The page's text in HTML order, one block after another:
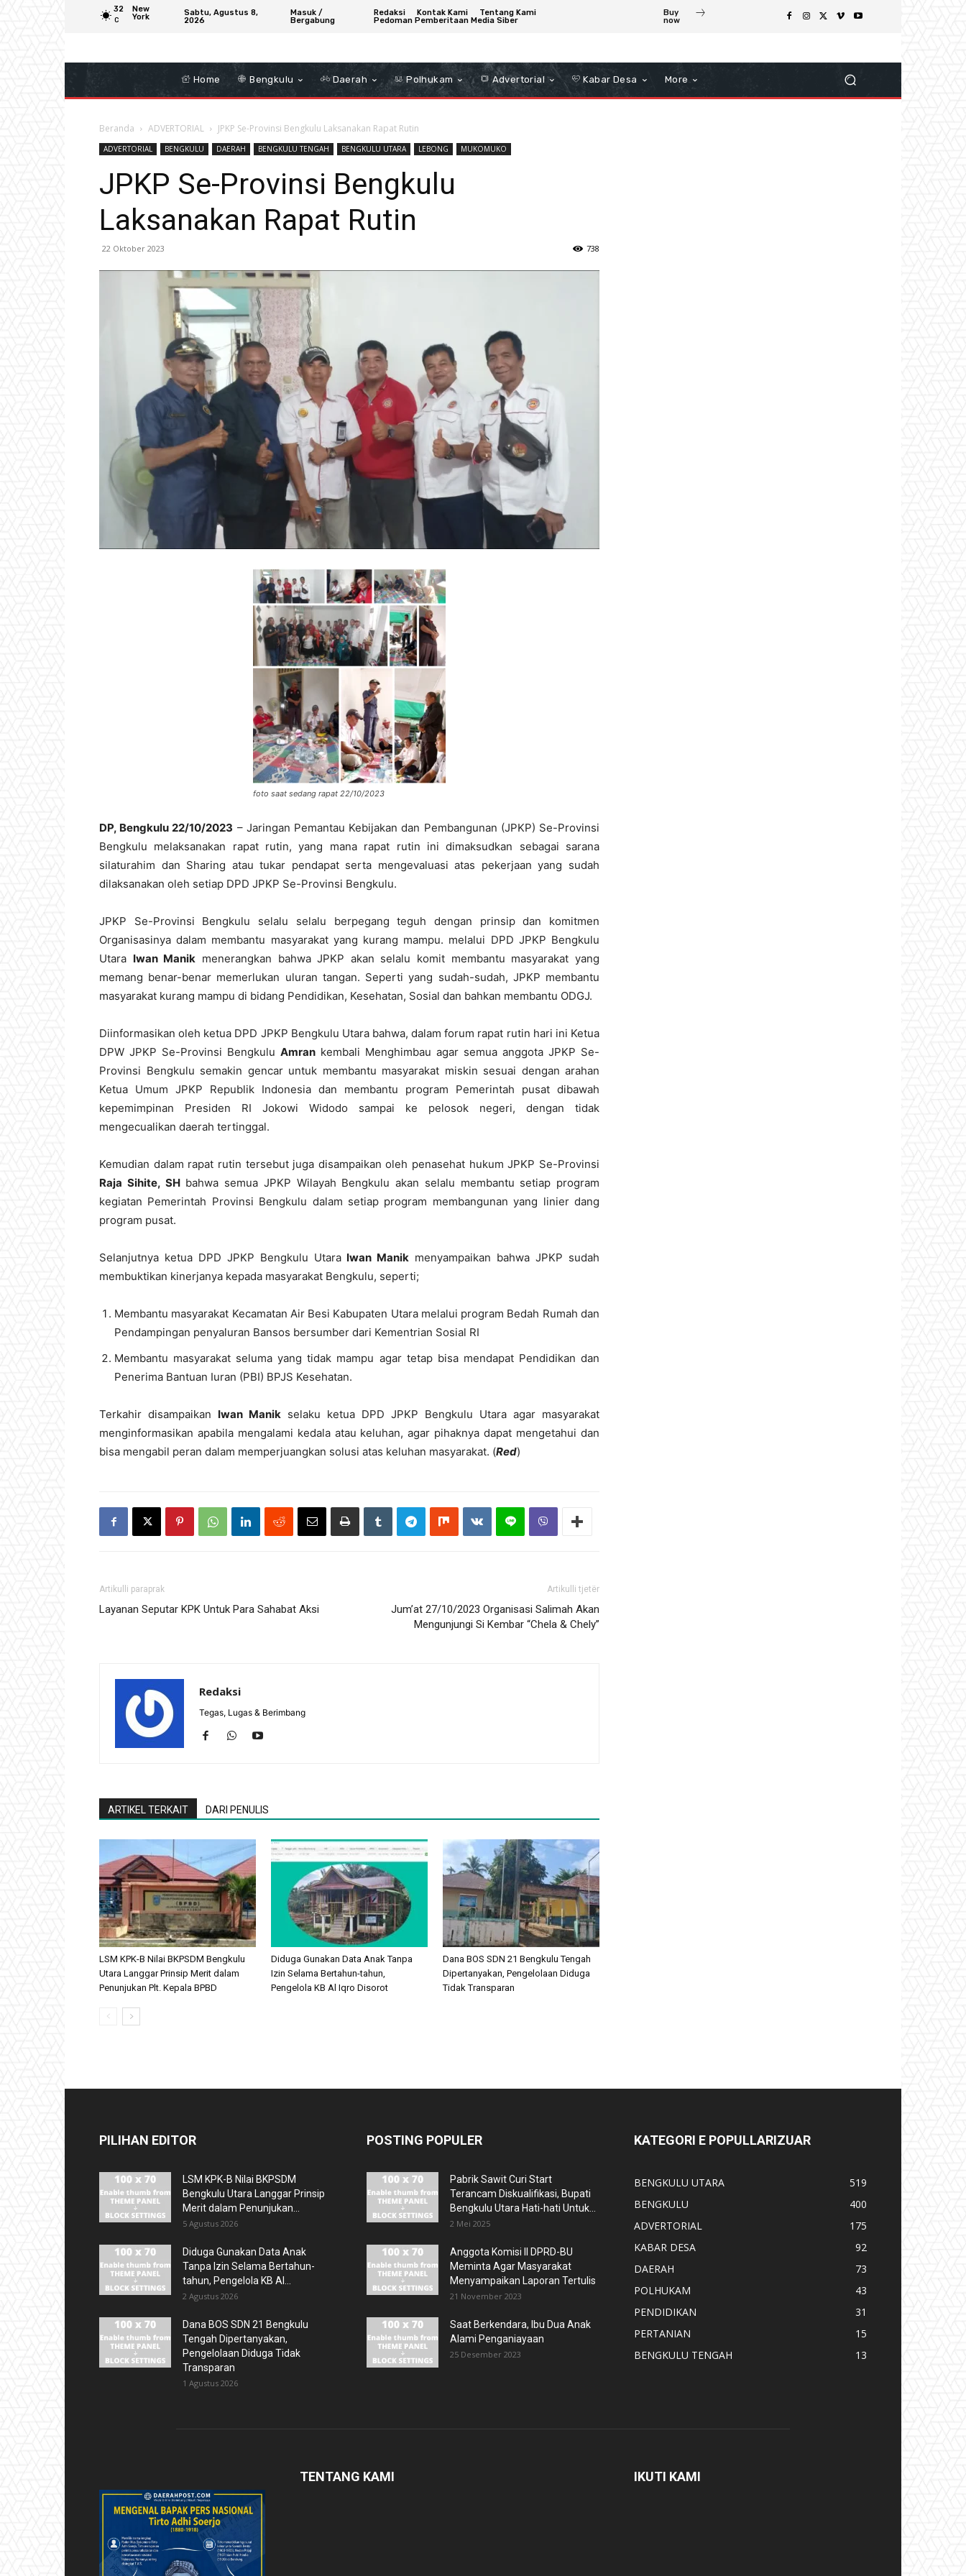
32
C
New
York
Sabtu, Agustus 8,
2026
Masuk /
Bergabung
Redaksi Kontak Kami
Tentang Kami
Pedoman Pemberitaan Media Siber
Buy
now
Home Bengkulu Daerah Polhukam Advertorial Kabar Desa More
Beranda ADVERTORIAL JPKP Se-Provinsi Bengkulu Laksanakan Rapat Rutin
ADVERTORIAL BENGKULU DAERAH BENGKULU TENGAH BENGKULU UTARA LEBONG MUKOMUKO
JPKP Se-Provinsi Bengkulu
Laksanakan Rapat Rutin
22 Oktober 2023 738
foto saat sedang rapat 22/10/2023
DP, Bengkulu 22/10/2023 – Jaringan Pemantau Kebijakan dan Pembangunan (JPKP) Se-Provinsi
Bengkulu melaksanakan rapat rutin, yang mana rapat rutin ini dimaksudkan sebagai sarana
silaturahim dan Sharing atau tukar pendapat serta mengevaluasi atas pekerjaan yang sudah
dilaksanakan oleh setiap DPD JPKP Se-Provinsi Bengkulu.
JPKP Se-Provinsi Bengkulu selalu selalu berpegang teguh dengan prinsip dan komitmen
Organisasinya dalam membantu masyarakat yang kurang mampu. melalui DPD JPKP Bengkulu
Utara Iwan Manik menerangkan bahwa JPKP akan selalu komit membantu masyarakat yang
memang benar-benar memerlukan uluran tangan. Seperti yang sudah-sudah, JPKP membantu
masyarakat kurang mampu di bidang Pendidikan, Kesehatan, Sosial dan bahkan membantu ODGJ.
Diinformasikan oleh ketua DPD JPKP Bengkulu Utara bahwa, dalam forum rapat rutin hari ini Ketua
DPW JPKP Se-Provinsi Bengkulu Amran kembali Menghimbau agar semua anggota JPKP Se-
Provinsi Bengkulu semakin gencar untuk membantu masyarakat miskin sesuai dengan arahan
Ketua Umum JPKP Republik Indonesia dan membantu program Pemerintah pusat dibawah
kepemimpinan Presiden RI Jokowi Widodo sampai ke pelosok negeri, dengan tidak
mengecualikan daerah tertinggal.
Kemudian dalam rapat rutin tersebut juga disampaikan oleh penasehat hukum JPKP Se-Provinsi
Raja Sihite, SHbahwa semua JPKP Wilayah Bengkulu akan selalu membantu setiap program
kegiatan Pemerintah Provinsi Bengkulu dalam setiap program membangunan yang linier dang
program pusat.
Selanjutnya ketua DPD JPKP Bengkulu Utara Iwan Manik menyampaikan bahwa JPKP sudah
membuktikan kinerjanya kepada masyarakat Bengkulu, seperti;
Membantu masyarakat Kecamatan Air Besi Kabupaten Utara melalui program Bedah Rumah dan
Pendampingan penyaluran Bansos bersumber dari Kementrian Sosial RI
Membantu masyarakat seluma yang tidak mampu agar tetap bisa mendapat Pendidikan dan
Penerima Bantuan Iuran (PBI) BPJS Kesehatan.
Terkahir disampaikan Iwan Manik selaku ketua DPD JPKP Bengkulu Utara agar masyarakat
menginformasikan apabila mengalami kedala atau keluhan, agar pihaknya dapat mengetahui dan
bisa mengabil peran dalam memperjuangkan solusi atas keluhan masyarakat. (Red)
Artikulli paraprak
Layanan Seputar KPK Untuk Para Sahabat Aksi
Artikulli tjetër
Jum’at 27/10/2023 Organisasi Salimah Akan
Mengunjungi Si Kembar “Chela & Chely”
Redaksi
Tegas, Lugas & Berimbang
ARTIKEL TERKAIT DARI PENULIS
LSM KPK-B Nilai BKPSDM Bengkulu
Utara Langgar Prinsip Merit dalam
Penunjukan Plt. Kepala BPBD
Diduga Gunakan Data Anak Tanpa
Izin Selama Bertahun-tahun,
Pengelola KB Al Iqro Disorot
Dana BOS SDN 21 Bengkulu Tengah
Dipertanyakan, Pengelolaan Diduga
Tidak Transparan
PILIHAN EDITOR
LSM KPK-B Nilai BKPSDM
Bengkulu Utara Langgar Prinsip
Merit dalam Penunjukan...
5 Agustus 2026
Diduga Gunakan Data Anak
Tanpa Izin Selama Bertahun-
tahun, Pengelola KB Al...
2 Agustus 2026
Dana BOS SDN 21 Bengkulu
Tengah Dipertanyakan,
Pengelolaan Diduga Tidak
Transparan
1 Agustus 2026
POSTING POPULER
Pabrik Sawit Curi Start
Terancam Diskualifikasi, Bupati
Bengkulu Utara Hati-hati Untuk...
2 Mei 2025
Anggota Komisi II DPRD-BU
Meminta Agar Masyarakat
Menyampaikan Laporan Tertulis
21 November 2023
Saat Berkendara, Ibu Dua Anak
Alami Penganiayaan
25 Desember 2023
KATEGORI E POPULLARIZUAR
BENGKULU UTARA
519
BENGKULU
400
ADVERTORIAL
175
KABAR DESA
92
DAERAH
73
POLHUKAM
43
PENDIDIKAN
31
PERTANIAN
15
BENGKULU TENGAH
13
TENTANG KAMI IKUTI KAMI